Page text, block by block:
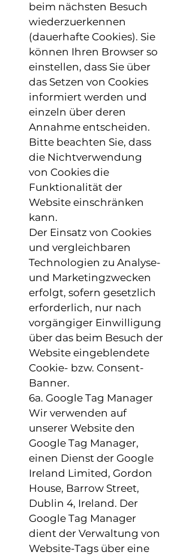
beim nächsten Besuch
wiederzuerkennen
(dauerhafte Cookies). Sie
können Ihren Browser so
einstellen, dass Sie über
das Setzen von Cookies
informiert werden und
einzeln über deren
Annahme entscheiden.
Bitte beachten Sie, dass
die Nichtverwendung
von Cookies die
Funktionalität der
Website einschränken
kann.
Der Einsatz von Cookies
und vergleichbaren
Technologien zu Analyse-
und Marketingzwecken
erfolgt, sofern gesetzlich
erforderlich, nur nach
vorgängiger Einwilligung
über das beim Besuch der
Website eingeblendete
Cookie- bzw. Consent-
Banner.
6a. Google Tag Manager
Wir verwenden auf
unserer Website den
Google Tag Manager,
einen Dienst der Google
Ireland Limited, Gordon
House, Barrow Street,
Dublin 4, Ireland. Der
Google Tag Manager
dient der Verwaltung von
Website-Tags über eine